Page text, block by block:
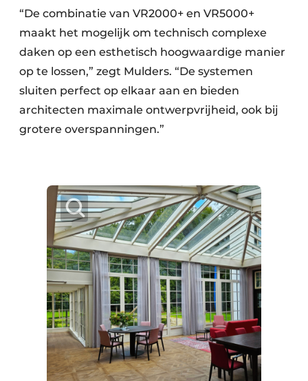
“De combinatie van VR2000+ en VR5000+
maakt het mogelijk om technisch complexe
daken op een esthetisch hoogwaardige manier
op te lossen,” zegt Mulders. “De systemen
sluiten perfect op elkaar aan en bieden
architecten maximale ontwerpvrijheid, ook bij
grotere overspanningen.”